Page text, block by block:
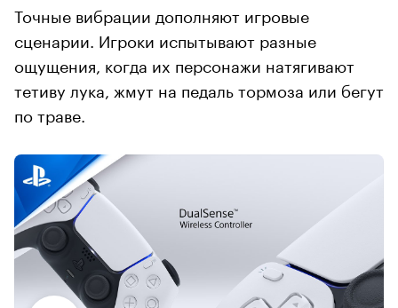
Точные вибрации дополняют игровые
сценарии. Игроки испытывают разные
ощущения, когда их персонажи натягивают
тетиву лука, жмут на педаль тормоза или бегут
по траве.